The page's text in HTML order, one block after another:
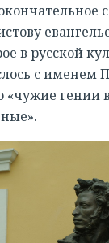
в русской
с именем
«чужие гении